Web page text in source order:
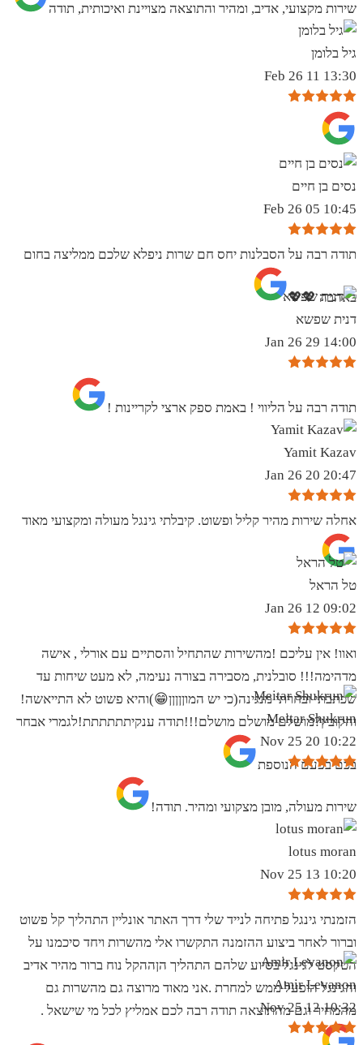
שירות מקצועי, אדיב, ומהיר והתוצאה מצויינת ואיכותית, תודה
גיל בלומן
13:30 11 Feb 26
נסים בן חיים
10:45 05 Feb 26
תודה רבה על הסבלנות יחס חם שרות ניפלא שלכם ממליצה בחום
באהבה 💖💖
דנית שפשא
14:00 29 Jan 26
תודה רבה על הליווי ! באמת ספק ארצי לקריינות !
Yamit Kazav
20:47 20 Jan 26
אחלה שירות מהיר קליל ופשוט. קיבלתי גינגל מעולה ומקצועי מאוד
טל הראל
09:02 12 Jan 26
ואוו! אין עליכם !מהשירות שהתחיל והסתיים עם אורלי , אישה
מדהימה!!! סובלנית, מסבירה בצורה נעימה, לא מעט שיחות עד
שכתבתי ובחרתי מנגינה(כי יש המוןןןןן😁)והיא פשוט לא התייאשה!
והקובץ?מושלם מושלם מושלם!!!תודה ענקיתתתתתת!לגמרי אבחר
בכם בפעם הנוספת
Meitar Shukrun
10:22 20 Nov 25
שירות מעולה, מובן מצקועי ומהיר. תודה!
lotus moran
10:20 13 Nov 25
הזמנתי גינגל פתיחה לנייד שלי דרך האתר אונליין התהליך קל פשוט
וברור לאחר ביצוע ההזמנה התקשרו אלי מהשרות ויחד סיכמנו על
הטקסט לגינגל בסיוע שלהם התהליך הןההקל נוח ברור מהיר אדיב
והגינגל הופעל ממש למחרת .אני מאוד מרוצה גם מהשרות גם
מהמחיר וגם מהתוצאה תודה רבה לכם אמליץ לכל מי שישאל .
Amir Levanon
10:32 12 Nov 25